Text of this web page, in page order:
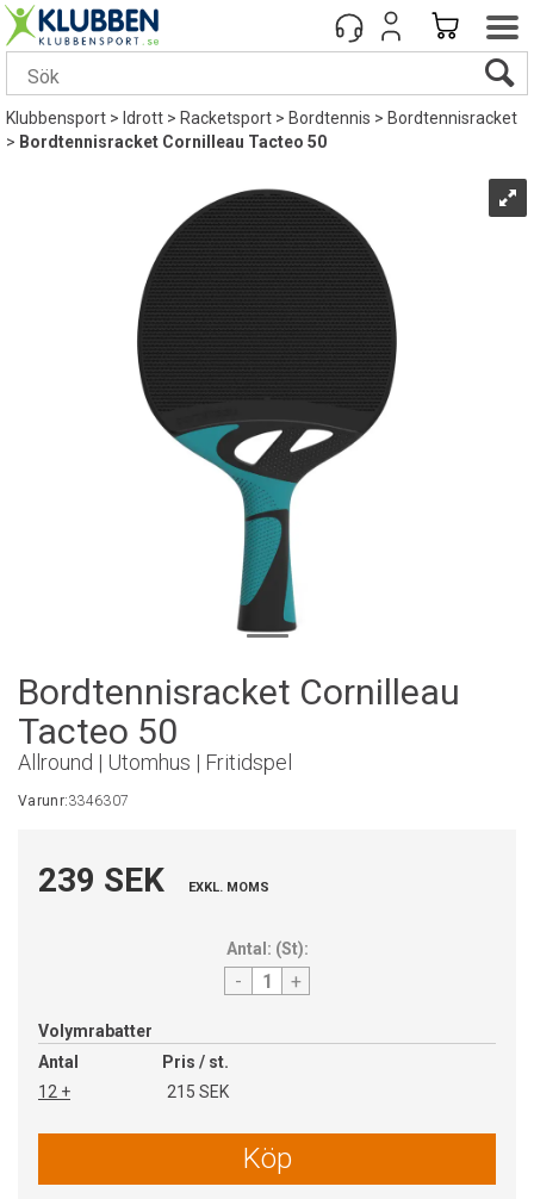
Klubbensport> Idrott>Racketsport>Bordtennis>Bordtennisracket
> Bordtennisracket Cornilleau Tacteo 50
Bordtennisracket Cornilleau
Tacteo 50
Allround | Utomhus | Fritidspel
Varunr:3346307
239 SEK EXKL. MOMS
Antal: (St):
- +
Volymrabatter
Antal
Pris / st.
12 +
215 SEK
Köp